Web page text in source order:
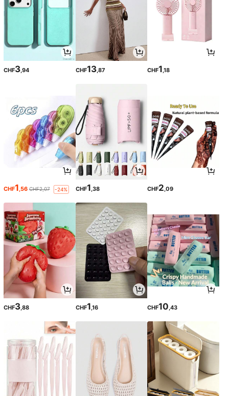
CHF3 ,94 CHF13,87 CHF1 ,18
CHF1,56 CHF2,07 -24% CHF1,38 CHF2,09
CHF3,88 CHF1,16 CHF10,43